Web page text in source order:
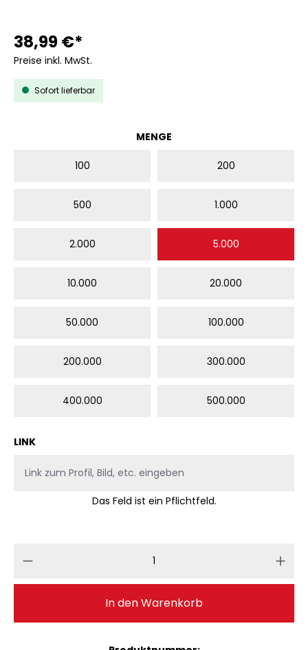
38,99 €*
Preise inkl. MwSt.
Sofort lieferbar
MENGE
100 200
500 1.000
2.000 5.000
10.000 20.000
50.000 100.000
200.000 300.000
400.000 500.000
LINK
Das Feld ist ein Pflichtfeld.
Produkt Anzahl: Gib den
In den Warenkorb